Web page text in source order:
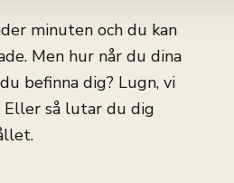
minuten och du kan
Men hur når du dina
befinna dig? Lugn, vi
så lutar du dig